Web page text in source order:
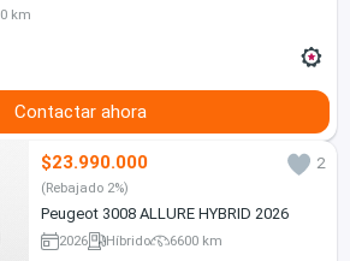
km
Contactar ahora
$23.990.000 2
(Rebajado 2%)
Peugeot 3008 ALLURE HYBRID 2026
2026 Híbrido 6600 km